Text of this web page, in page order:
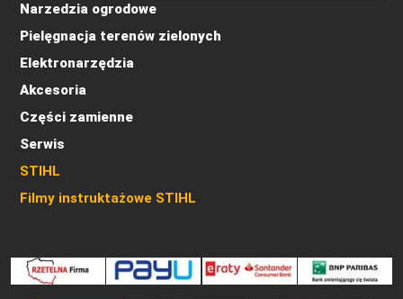
Narzedzia ogrodowe
Pielęgnacja terenów zielonych
Elektronarzędzia
Akcesoria
Części zamienne
Serwis
STIHL
Filmy instruktażowe STIHL